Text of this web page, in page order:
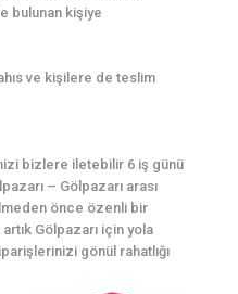
bulunan kişiye
ve kişilere de teslim
bizlere iletebilir 6 iş günü
– Gölpazarı arası
önce özenli bir
Gölpazarı için yola
gönül rahatlığı